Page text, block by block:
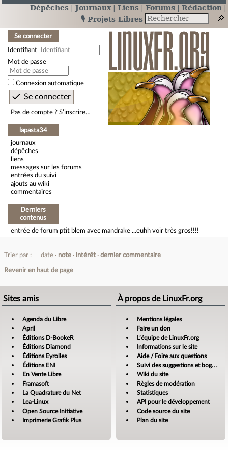
Dépêches Journaux Liens Forums
Rédaction
🎙️ Projets Libres
Se connecter
Identifiant
Mot de passe
Connexion automatique
Pas de compte ? S’inscrire…
lapasta34
journaux
dépêches
liens
messages sur les forums
entrées du suivi
ajouts au wiki
commentaires
Derniers
contenus
entrée de forum ptit blem avec mandrake ...euhh voir très gros!!!!
Trier par : date note intérêt dernier commentaire
Revenir en haut de page
Sites amis
Agenda du Libre
April
Éditions D-BookeR
Éditions Diamond
Éditions Eyrolles
Éditions ENI
En Vente Libre
Framasoft
La Quadrature du Net
Lea-Linux
Open Source Initiative
Imprimerie Grafik Plus
À propos de LinuxFr.org
Mentions légales
Faire un don
L’équipe de LinuxFr.org
Informations sur le site
Aide / Foire aux questions
Suivi des suggestions et bogues
Wiki du site
Règles de modération
Statistiques
API pour le développement
Code source du site
Plan du site